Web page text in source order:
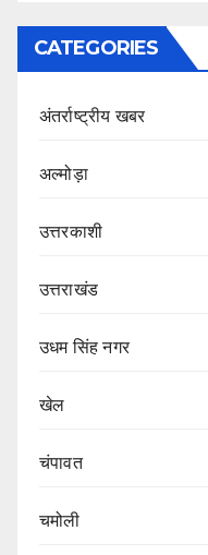
CATEGORIES
अंतर्राष्ट्रीय खबर
अल्मोड़ा
उत्तरकाशी
उत्तराखंड
उधम सिंह नगर
खेल
चंपावत
चमोली